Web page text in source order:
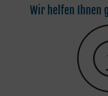
Wir helfen Ihnen